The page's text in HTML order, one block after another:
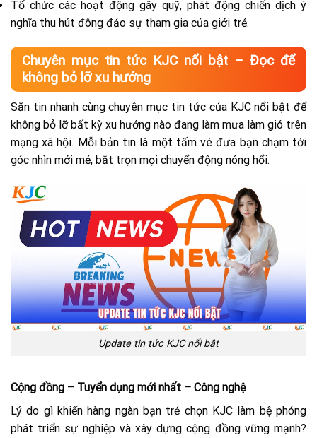
Tổ chức các hoạt động gây quỹ, phát động chiến dịch ý
nghĩa thu hút đông đảo sự tham gia của giới trẻ.
Chuyên mục tin tức KJC nổi bật – Đọc để
không bỏ lỡ xu hướng
Săn tin nhanh cùng chuyên mục tin tức của KJC nổi bật để
không bỏ lỡ bất kỳ xu hướng nào đang làm mưa làm gió trên
mạng xã hội. Mỗi bản tin là một tấm vé đưa bạn chạm tới
góc nhìn mới mẻ, bắt trọn mọi chuyển động nóng hổi.
Update tin tức KJC nổi bật
Cộng đồng – Tuyển dụng mới nhất – Công nghệ
Lý do gì khiến hàng ngàn bạn trẻ chọn KJC làm bệ phóng
phát triển sự nghiệp và xây dựng cộng đồng vững mạnh?